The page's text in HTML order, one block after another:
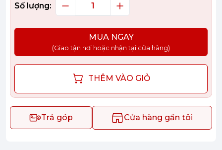
Số lượng:
MUA NGAY
(Giao tận nơi hoặc nhận tại cửa hàng)
THÊM VÀO GIỎ
Trả góp Cửa hàng gần tôi